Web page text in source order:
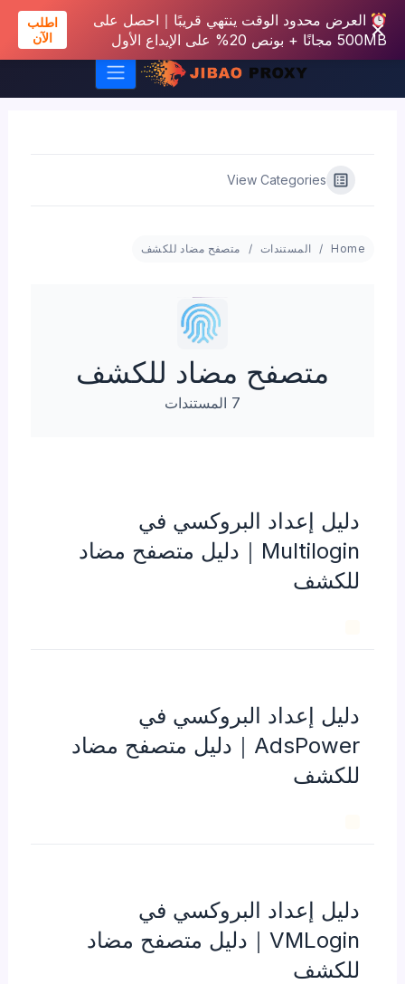
العرض محدود الوقت ينتهي قريبًا｜احصل على
500MB مجانًا + بونص 20% على الإيداع الأول
اطلب
الآن
View Categories
Home المستندات متصفح مضاد للكشف
متصفح مضاد للكشف
7 المستندات
دليل إعداد البروكسي في
Multilogin｜دليل متصفح مضاد
للكشف
دليل إعداد البروكسي في
AdsPower｜دليل متصفح مضاد
للكشف
دليل إعداد البروكسي في
VMLogin｜دليل متصفح مضاد
للكشف